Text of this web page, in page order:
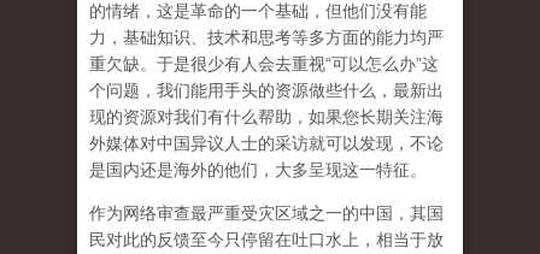
的情绪，这是革命的一个基础，但他们没有能
力，基础知识、技术和思考等多方面的能力均严
重欠缺。于是很少有人会去重视“可以怎么办”这
个问题，我们能用手头的资源做些什么，最新出
现的资源对我们有什么帮助，如果您长期关注海
外媒体对中国异议人士的采访就可以发现，不论
是国内还是海外的他们，大多呈现这一特征。
作为网络审查最严重受灾区域之一的中国，其国
民对此的反馈至今只停留在吐口水上，相当于放